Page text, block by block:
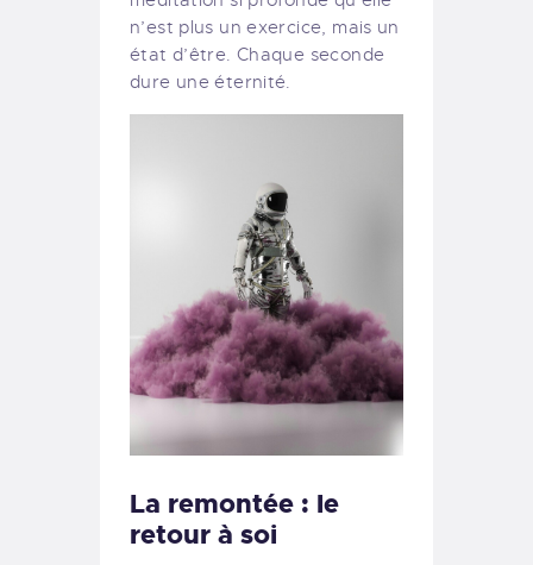
n’est plus un exercice, mais un
état d’être. Chaque seconde
dure une éternité.
La remontée : le
retour à soi